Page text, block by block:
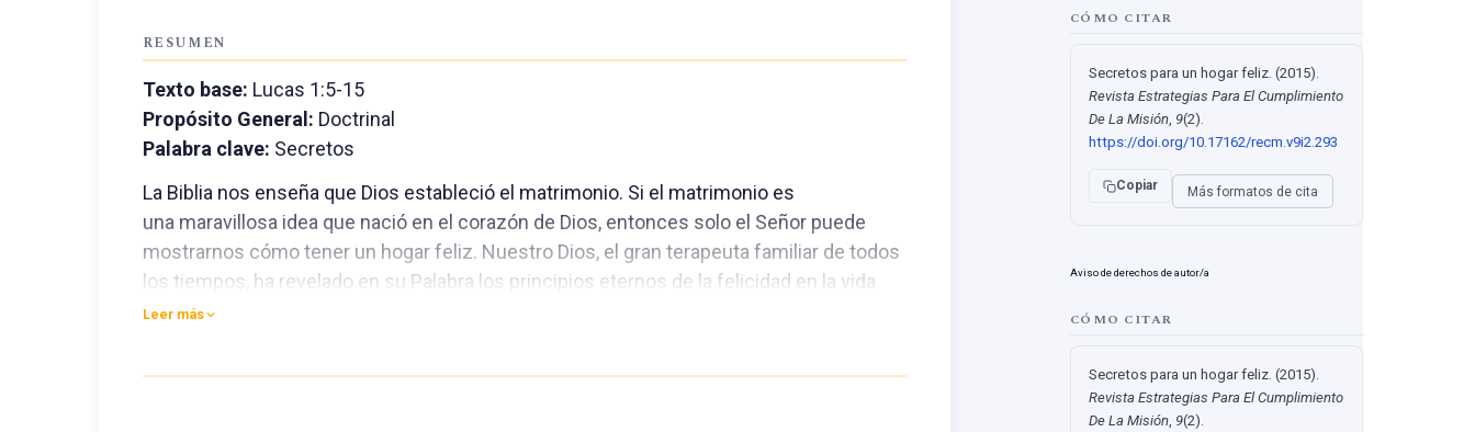
RESUMEN
Texto base: Lucas 1:5-15
Propósito General: Doctrinal
Palabra clave: Secretos
La Biblia nos enseña que Dios estableció el matrimonio. Si el matrimonio es
una maravillosa idea que nació en el corazón de Dios, entonces solo el Señor puede
mostrarnos cómo tener un hogar feliz. Nuestro Dios, el gran terapeuta familiar de todos
los tiempos, ha revelado en su Palabra los principios eternos de la felicidad en la vida
familiar. Hoy examinaremos los “Secretos para un Hogar Feliz” que presenta la eterna y
Leer más
CÓMO CITAR
Secretos para un hogar feliz. (2015).
Revista Estrategias Para El Cumplimiento
De La Misión 9(2).
https://doi.org/10.17162/recm.v9i2.293
Copiar Más formatos de cita
Aviso de derechos de autor/a
CÓMO CITAR
Secretos para un hogar feliz. (2015).
Revista Estrategias Para El Cumplimiento
De La Misión 9(2).